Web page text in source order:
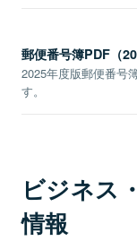
郵便番号簿PDF（
2025年度版郵便番号
す。
ビジネス
情報